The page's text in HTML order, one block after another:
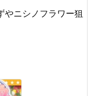
やニシノフラワー狙